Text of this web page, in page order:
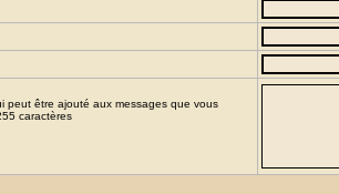
peut être ajouté aux messages que vous
caractères